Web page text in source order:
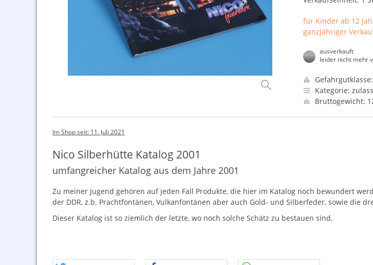
für Kinder ab 12
ganzjähriger
ausverkauft
leider nicht mehr
Kategorie:
Bruttogewicht:
Im Shop seit: 11. Juli 2021
Nico Silberhütte Katalog 2001
umfangreicher Katalog aus dem Jahre 2001
Zu meiner Jugend gehören auf jeden Fall Produkte, die hier im Katalog noch bewundert
der DDR, z.b. Prachtfontänen, Vulkanfontänen aber auch Gold- und Silberfeder, sowie die
Dieser Katalog ist so ziemlich der letzte, wo noch solche Schätz zu bestauen sind.